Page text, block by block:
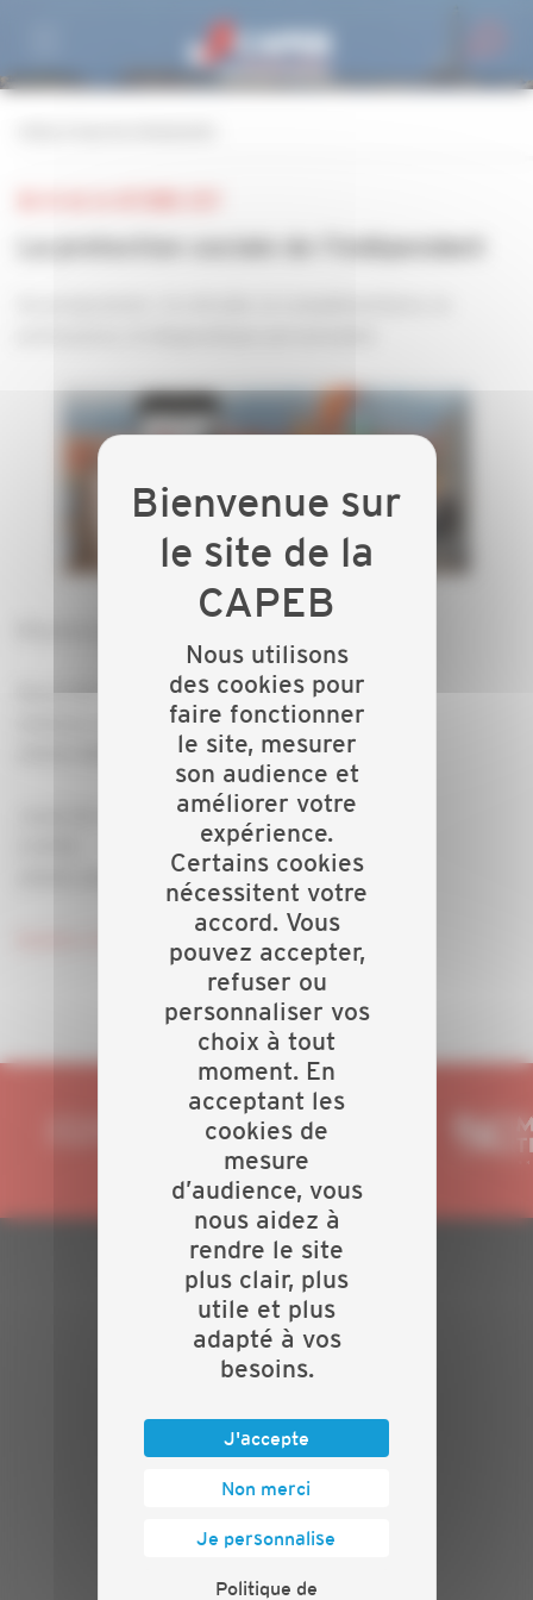
Mardi 24 octobre
Antenne de la CAPEB
29200 BREST - GOUESNOU
PLAN DU SITE
Actualités
Evénements
Nos batailles
Contact
Nous utilisons
des cookies pour
faire fonctionner
le site, mesurer
son audience et
améliorer votre
expérience.
Certains cookies
nécessitent votre
accord. Vous
pouvez accepter,
refuser ou
personnaliser vos
choix à tout
moment. En
acceptant les
cookies de
mesure
d’audience, vous
nous aidez à
rendre le site
plus clair, plus
utile et plus
adapté à vos
besoins.
J'accepte
Non merci
Je personnalise
Politique de